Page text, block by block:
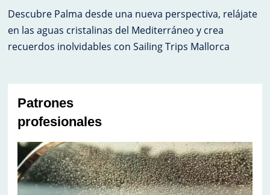
Descubre Palma desde una nueva perspectiva, relájate
en las aguas cristalinas del Mediterráneo y crea
recuerdos inolvidables con Sailing Trips Mallorca
Patrones
profesionales